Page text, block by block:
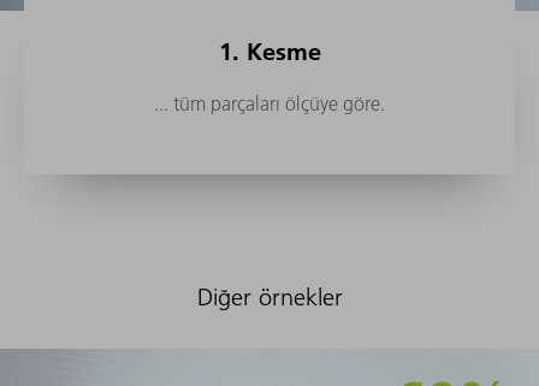
1. Kesme
... tüm parçaları ölçüye göre.
Diğer örnekler